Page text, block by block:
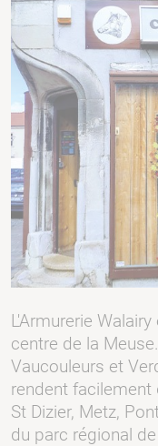
L'Armurerie
centre de la
Vaucouleurs et
rendent facilement
St Dizier, Metz,
du parc régional